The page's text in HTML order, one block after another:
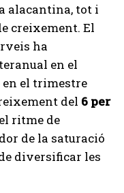
alacantina, tot i
creixement. El
ha
en el
el trimestre
del 6 per
ritme de
de la saturació
diversificar les